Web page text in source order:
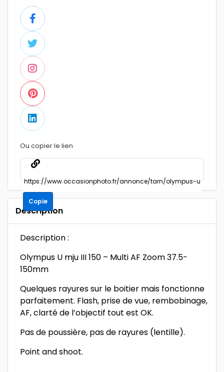
Ou copier le lien
Copie
Description
Description :
Olympus U mju III 150 – Multi AF Zoom 37.5-
150mm
Quelques rayures sur le boitier mais fonctionne
parfaitement. Flash, prise de vue, rembobinage,
AF, clarté de l’objectif tout est OK.
Pas de poussière, pas de rayures (lentille).
Point and shoot.